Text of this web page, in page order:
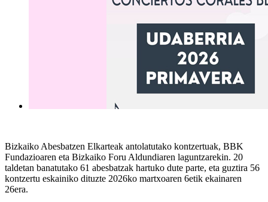
Bizkaiko Abesbatzen Elkarteak antolatutako kontzertuak, BBK
Fundazioaren eta Bizkaiko Foru Aldundiaren laguntzarekin. 20
taldetan banatutako 61 abesbatzak hartuko dute parte, eta guztira 56
kontzertu eskainiko dituzte 2026ko martxoaren 6etik ekainaren
26era.